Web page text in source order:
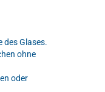
des Glases.
ohne
oder